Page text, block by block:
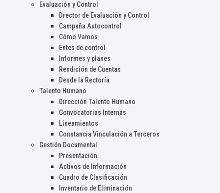
Evaluación y Control
Drector de Evaluación y Control
Campaña Autocontrol
Cómo Vamos
Entes de control
Informes y planes
Rendición de Cuentas
Desde la Rectoría
Talento Humano
Dirección Talento Humano
Convocatorias Internas
Lineamientos
Constancia Vinculación a Terceros
Gestión Documental
Presentación
Activos de Información
Cuadro de Clasificación
Inventario de Eliminación